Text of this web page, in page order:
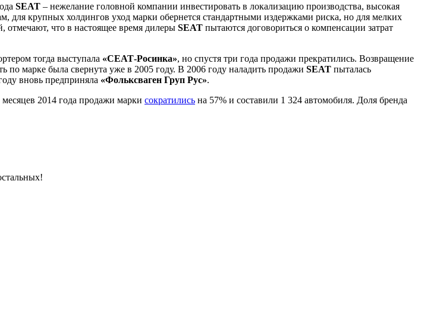
SEAT – нежелание головной компании инвестировать в локализацию производства, высокая
крупных холдингов уход марки обернется стандартными издержками риска, но для мелких
отмечают, что в настоящее время дилеры SEAT пытаются договориться о компенсации затрат
тогда выступала «СЕАТ-Росинка», но спустя три года продажи прекратились. Возвращение
по марке была свернута уже в 2005 году. В 2006 году наладить продажи SEAT пыталась
вновь предприняла «Фольксваген Груп Рус».
2014 года продажи марки сократились на 57% и составили 1 324 автомобиля. Доля бренда